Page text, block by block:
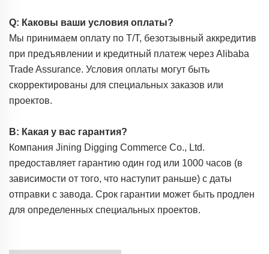
Q: Каковы ваши условия оплаты?
Мы принимаем оплату по T/T, безотзывный аккредитив
при предъявлении и кредитный платеж через Alibaba
Trade Assurance. Условия оплаты могут быть
скорректированы для специальных заказов или
проектов.
В: Какая у вас гарантия?
Компания Jining Digging Commerce Co., Ltd.
предоставляет гарантию один год или 1000 часов (в
зависимости от того, что наступит раньше) с даты
отправки с завода. Срок гарантии может быть продлен
для определенных специальных проектов.